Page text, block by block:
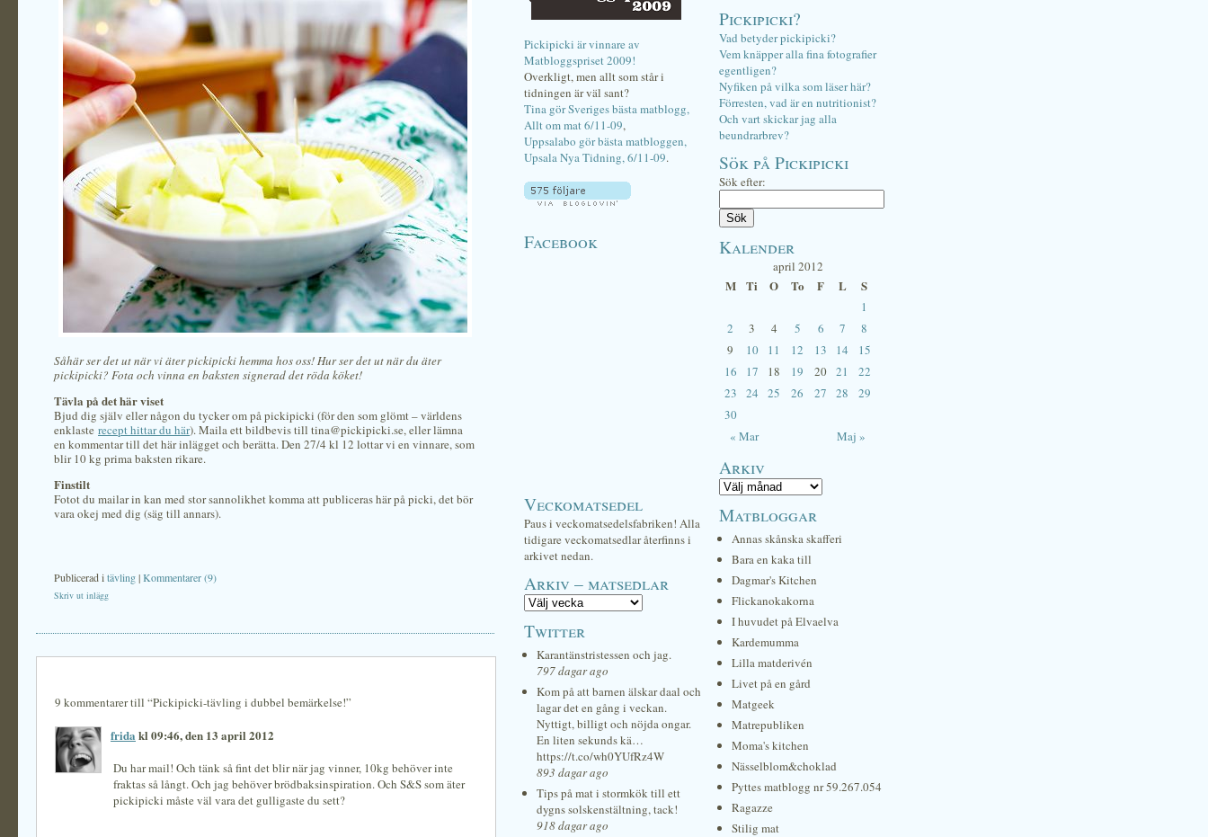
Såhär ser det ut när vi äter pickipicki hemma hos oss! Hur ser det ut när du äter
pickipicki? Fota och vinna en baksten signerad det röda köket!
Tävla på det här viset
Bjud dig själv eller någon du tycker om på pickipicki (för den som glömt – världens
enklaste recept hittar du här). Maila ett bildbevis till tina@pickipicki.se, eller lämna
en kommentar till det här inlägget och berätta. Den 27/4 kl 12 lottar vi en vinnare, som
blir 10 kg prima baksten rikare.
Finstilt
Fotot du mailar in kan med stor sannolikhet komma att publiceras här på picki, det bör
vara okej med dig (säg till annars).
Publicerad itävling|Kommentarer (9)
Skriv ut inlägg
9 kommentarer till “Pickipicki-tävling i dubbel bemärkelse!”
frida kl 09:46, den 13 april 2012
Du har mail! Och tänk så fint det blir när jag vinner, 10kg behöver inte
fraktas så långt. Och jag behöver brödbaksinspiration. Och S&S som äter
pickipicki måste väl vara det gulligaste du sett?
Pickipicki är vinnare av
Matbloggspriset 2009!
Overkligt, men allt som står i
tidningen är väl sant?
Tina gör Sveriges bästa matblogg,
Allt om mat 6/11-09,
Uppsalabo gör bästa matbloggen,
Upsala Nya Tidning, 6/11-09.
Facebook
Veckomatsedel
Paus i veckomatsedelsfabriken! Alla
tidigare veckomatsedlar återfinns i
arkivet nedan.
Arkiv – matsedlar
Twitter
Karantänstristessen och jag.
797 dagar ago
Kom på att barnen älskar daal och
lagar det en gång i veckan.
Nyttigt, billigt och nöjda ongar.
En liten sekunds kä…
https://t.co/wh0YUfRz4W
893 dagar ago
Tips på mat i stormkök till ett
dygns solskenstältning, tack!
918 dagar ago
Pickipicki?
Vad betyder pickipicki?
Vem knäpper alla fina fotografier
egentligen?
Nyfiken på vilka som läser här?
Förresten, vad är en nutritionist?
Och vart skickar jag alla
beundrarbrev?
Sök på Pickipicki
Sök efter:
Kalender
april 2012
M Ti O To F L S
« Mar Maj »
1
2
3 4 5 6 7
8
9
10 11 12 13 14
15
16
17 18 19 20 21
22
23
24 25 26 27 28
29
30
Arkiv
Matbloggar
Annas skånska skafferi
Bara en kaka till
Dagmar's Kitchen
Flickanokakorna
I huvudet på Elvaelva
Kardemumma
Lilla matderivén
Livet på en gård
Matgeek
Matrepubliken
Moma's kitchen
Nässelblom&choklad
Pyttes matblogg nr 59.267.054
Ragazze
Stilig mat